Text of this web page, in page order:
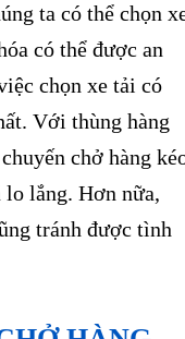
ta có thể chọn
có thể được an
chọn xe tải có
Với thùng hàng
chở hàng
lo lắng. Hơn nữa,
tránh được tình